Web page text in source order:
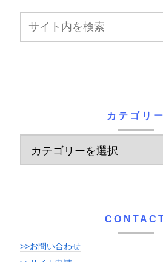
カテゴリー
>>お問い合わせ